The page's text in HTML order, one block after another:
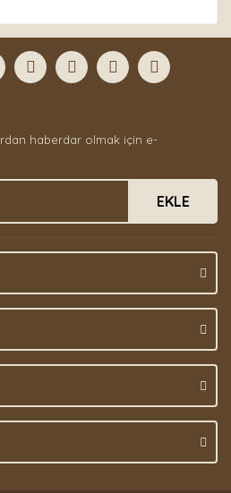
haberdar olmak için e-
EKLE